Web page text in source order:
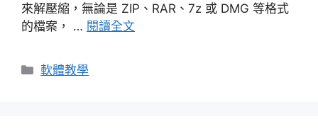
來解壓縮，無論是 ZIP、RAR、7z 或 DMG 等格式
的檔案， … 閱讀全文
分
軟體教學